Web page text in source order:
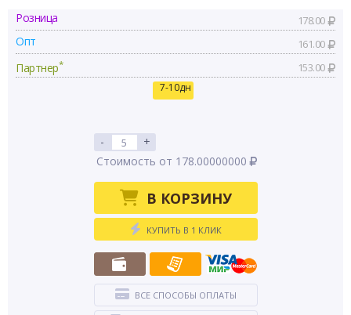
Розница 178.00
Опт 161.00
Партнер* 153.00
7-10дн
-
+
Стоимость от 178.00000000
В КОРЗИНУ
КУПИТЬ В 1 КЛИК
ВСЕ СПОСОБЫ ОПЛАТЫ